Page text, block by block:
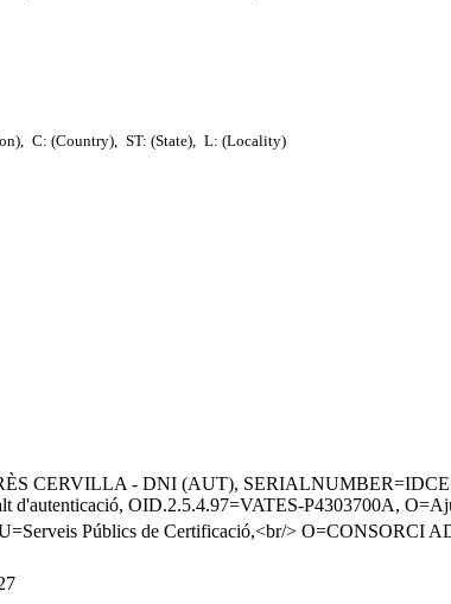
C: (Country), ST: (State),
L: (Locality)
CERVILLA - DNI (AUT),
d'autenticació, OID.2.5.4.97=VATES-P4303700A,
Públics de Certificació,<br/>